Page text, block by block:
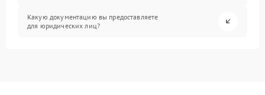
Какую документацию вы предоставляете
для юридических лиц?